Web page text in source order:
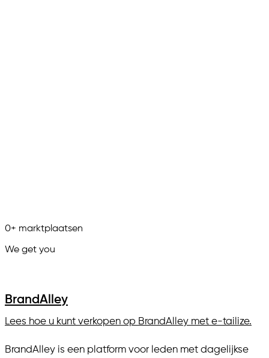
0+ marktplaatsen
We get you
BrandAlley
Lees hoe u kunt verkopen op BrandAlley met e-tailize.
BrandAlley is een platform voor leden met dagelijkse